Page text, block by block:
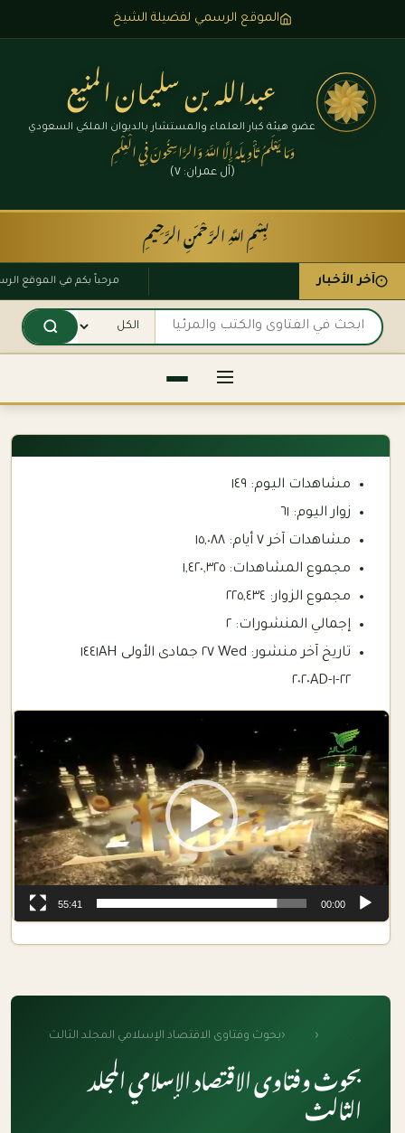
الموقع الرسمي لفضيلة الشيخ
عبدالله بن سليمان المنيع
عضو هيئة كبار العلماء والمستشار بالديوان الملكي السعودي
وَمَا يَعْلَمُ تَأْوِيلَهُ إِلَّا اللَّهُ وَالرَّاسِخُونَ فِي الْعِلْمِ
(آل عمران: ٧)
بِسْمِ اللَّهِ الرَّحْمَنِ الرَّحِيمِ
آخر الأخبار مرحباً بكم في الموقع
‹
‹بحوث وفتاوى الاقتصاد الإسلامي المجلد الثالث
بحوث وفتاوى الاقتصاد الإسلامي المجلد
الثالث
مشاهدات اليوم: ١٤٩
زوار اليوم: ٦١
مشاهدات آخر ٧ أيام:
١٥,٠٨٨
مجموع المشاهدات:١,٤٢٠,٣٢٥
مجموع الزوار: ٢٢٥,٤٣٤
إجمالي المنشورات: ٢
تاريخ آخر منشور:
Wed ٢٧ جمادى الأولى ١٤٤١AH
٢٢-١-٢٠٢٠AD
Player
00:00
55:41